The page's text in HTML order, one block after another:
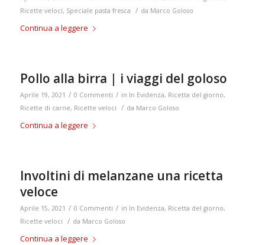
Ricette veloci, Speciale pasta fresca / da Marco Goloso
Continua a leggere
Pollo alla birra | i viaggi del goloso
Aprile 19, 2021 / 0 Commenti / in In Evidenza, Ricetta del giorno,
Ricette di carne, Ricette veloci / da Marco Goloso
Continua a leggere
Involtini di melanzane una ricetta
veloce
Aprile 15, 2021 / 0 Commenti / in In Evidenza, Ricetta del giorno,
Ricette veloci
/ da Marco Goloso
Continua a leggere